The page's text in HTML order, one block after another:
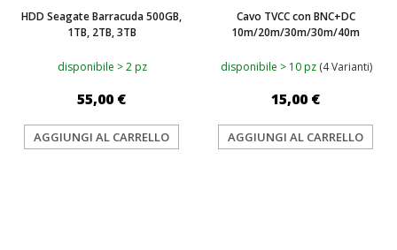
HDD Seagate Barracuda 500GB,
1TB, 2TB, 3TB
disponibile > 2 pz
55,00 €
AGGIUNGI AL CARRELLO
Cavo TVCC con BNC+DC
10m/20m/30m/30m/40m
disponibile > 10 pz (4 Varianti)
15,00 €
AGGIUNGI AL CARRELLO